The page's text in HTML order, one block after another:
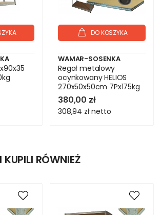
DO KOSZYKA
WAMAR-SOSENKA
Regał metalowy
ocynkowany HELIOS
270x50x50cm 7Px175kg
.:.
380,00 zł
308,94 złnetto
KUPILI RÓWNIEŻ